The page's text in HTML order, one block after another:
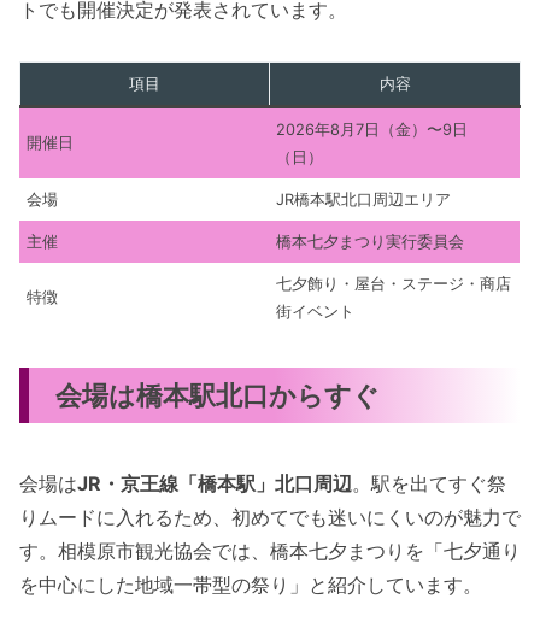
トでも開催決定が発表されています。
項目 内容
開催日
2026年8月7日（金）〜9日
（日）
会場 JR橋本駅北口周辺エリア
主催 橋本七夕まつり実行委員会
特徴
七夕飾り・屋台・ステージ・商店
街イベント
会場は橋本駅北口からすぐ
会場はJR・京王線「橋本駅」北口周辺。駅を出てすぐ祭
りムードに入れるため、初めてでも迷いにくいのが魅力で
す。相模原市観光協会では、橋本七夕まつりを「七夕通り
を中心にした地域一帯型の祭り」と紹介しています。